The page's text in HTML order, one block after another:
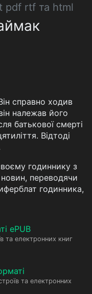
pdf rtf та html
справно ходив
належав його
батькової смерті
Відтоді
годиннику з
новин, переводячи
годинника,
ePUB
та електронних книг
та електронних